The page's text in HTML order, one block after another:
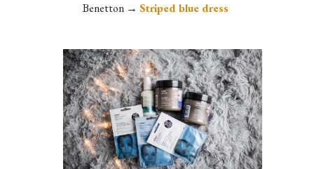
Benetton → Striped blue dress